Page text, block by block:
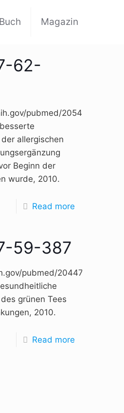
Magazin
62-
pubmed/20549654,
allergischen
Beginn der
wurde, 2010.
Read more
59-387
pubmed/20447316,
grünen Tees
2010.
Read more